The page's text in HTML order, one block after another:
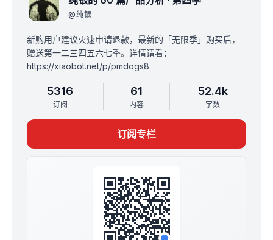
@纯银
新购用户建议火速申请退款，最新的「无限季」购买后，
赠送第一二三四五六七季。详情请看：
https://xiaobot.net/p/pmdogs8
5316
订阅
61
内容
52.4k
字数
订阅专栏